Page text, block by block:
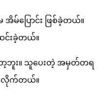
ပြောင်း ဖြစ်ခဲ့တယ်။
င်းခဲ့တယ်။
ာ့ဘူး။ သူပေးတဲ့ အမှတ်တရ
ခဲ့လိုက်တယ်။